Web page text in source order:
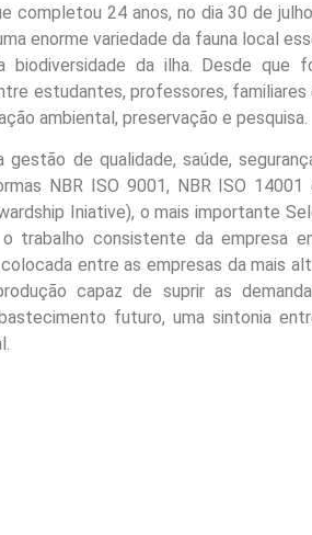
completou 24 anos, no dia 30 de julho.
enorme variedade da fauna local
da ilha. Desde que
estudantes, professores, familiares
ambiental, preservação e pesquisa.
de qualidade, saúde,
NBR ISO 9001, NBR ISO 14001
Iniative), o mais importante
trabalho consistente da empresa
entre as empresas da mais
capaz de suprir as
futuro, uma sintonia